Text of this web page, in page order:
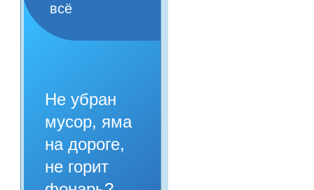
всё
Не убран
мусор, яма
на дороге,
не горит